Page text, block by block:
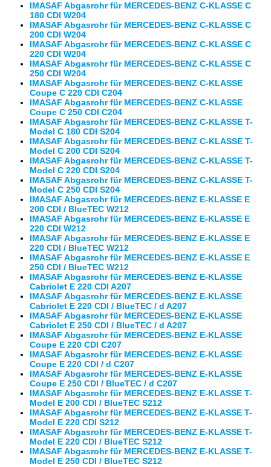
IMASAF Abgasrohr für MERCEDES-BENZ C-KLASSE C
180 CDI W204
IMASAF Abgasrohr für MERCEDES-BENZ C-KLASSE C
200 CDI W204
IMASAF Abgasrohr für MERCEDES-BENZ C-KLASSE C
220 CDI W204
IMASAF Abgasrohr für MERCEDES-BENZ C-KLASSE C
250 CDI W204
IMASAF Abgasrohr für MERCEDES-BENZ C-KLASSE
Coupe C 220 CDI C204
IMASAF Abgasrohr für MERCEDES-BENZ C-KLASSE
Coupe C 250 CDI C204
IMASAF Abgasrohr für MERCEDES-BENZ C-KLASSE T-
Model C 180 CDI S204
IMASAF Abgasrohr für MERCEDES-BENZ C-KLASSE T-
Model C 200 CDI S204
IMASAF Abgasrohr für MERCEDES-BENZ C-KLASSE T-
Model C 220 CDI S204
IMASAF Abgasrohr für MERCEDES-BENZ C-KLASSE T-
Model C 250 CDI S204
IMASAF Abgasrohr für MERCEDES-BENZ E-KLASSE E
200 CDI / BlueTEC W212
IMASAF Abgasrohr für MERCEDES-BENZ E-KLASSE E
220 CDI W212
IMASAF Abgasrohr für MERCEDES-BENZ E-KLASSE E
220 CDI / BlueTEC W212
IMASAF Abgasrohr für MERCEDES-BENZ E-KLASSE E
250 CDI / BlueTEC W212
IMASAF Abgasrohr für MERCEDES-BENZ E-KLASSE
Cabriolet E 220 CDI A207
IMASAF Abgasrohr für MERCEDES-BENZ E-KLASSE
Cabriolet E 220 CDI / BlueTEC / d A207
IMASAF Abgasrohr für MERCEDES-BENZ E-KLASSE
Cabriolet E 250 CDI / BlueTEC / d A207
IMASAF Abgasrohr für MERCEDES-BENZ E-KLASSE
Coupe E 220 CDI C207
IMASAF Abgasrohr für MERCEDES-BENZ E-KLASSE
Coupe E 220 CDI / d C207
IMASAF Abgasrohr für MERCEDES-BENZ E-KLASSE
Coupe E 250 CDI / BlueTEC / d C207
IMASAF Abgasrohr für MERCEDES-BENZ E-KLASSE T-
Model E 200 CDI / BlueTEC S212
IMASAF Abgasrohr für MERCEDES-BENZ E-KLASSE T-
Model E 220 CDI S212
IMASAF Abgasrohr für MERCEDES-BENZ E-KLASSE T-
Model E 220 CDI / BlueTEC S212
IMASAF Abgasrohr für MERCEDES-BENZ E-KLASSE T-
Model E 250 CDI / BlueTEC S212